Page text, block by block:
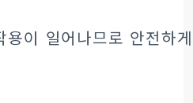
용이 일어나므로 안전하